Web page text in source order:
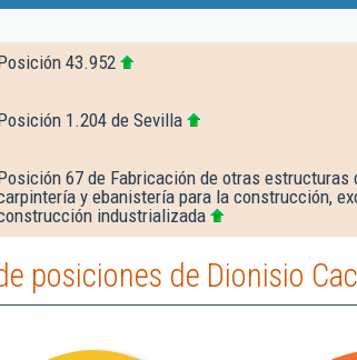
43.952
1.204 de Sevilla
67 de Fabricación de otras estructuras
y ebanistería para la construcción,
industrializada
posiciones de Dionisio